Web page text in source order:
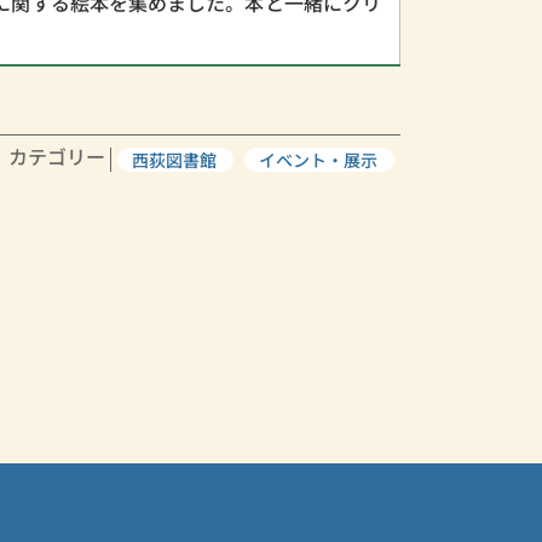
カテゴリー 西荻図書館 イベント・展示